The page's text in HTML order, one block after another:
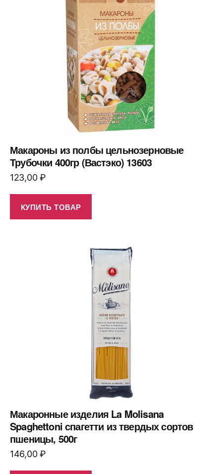
Макароны из полбы цельнозерновые
Трубочки 400гр (Вастэко) 13603
123,00₽
КУПИТЬ ТОВАР
Макаронные изделия La Molisana
Spaghettoni спагетти из твердых сортов
пшеницы, 500г
146,00₽